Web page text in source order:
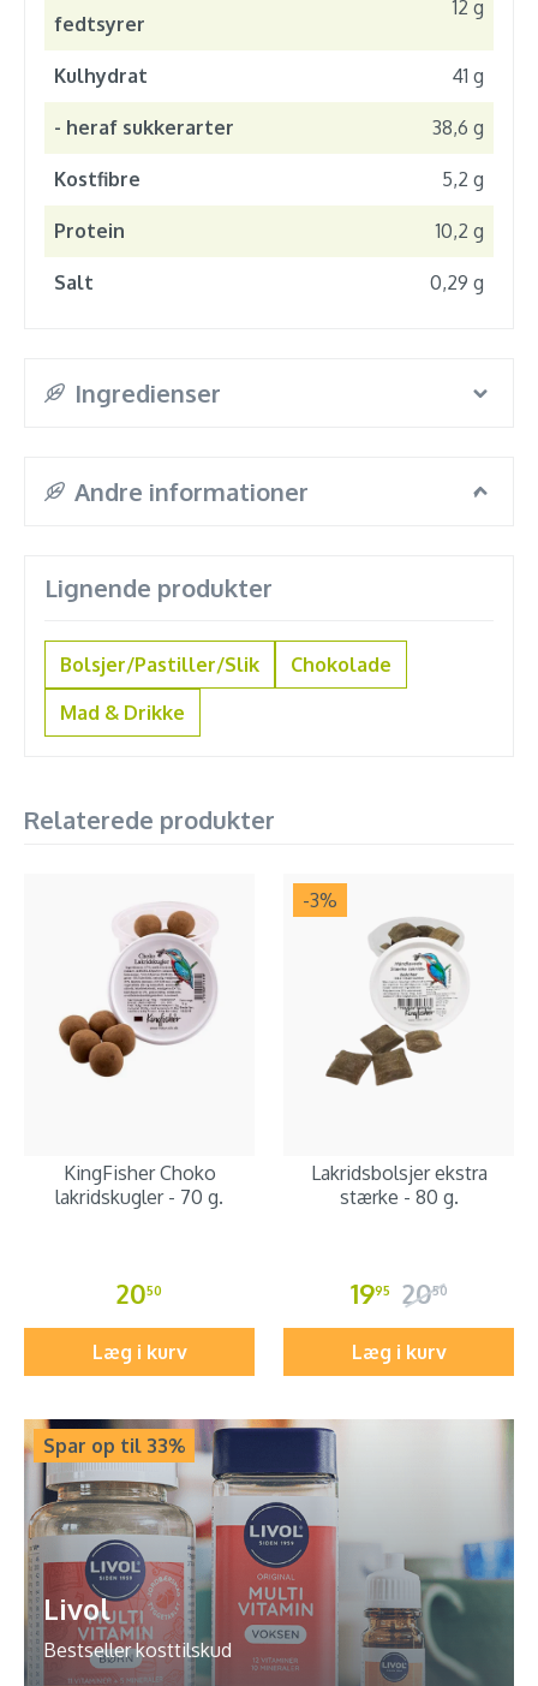
fedtsyrer
12 g
Kulhydrat 41 g
- heraf sukkerarter 38,6 g
Kostfibre 5,2 g
Protein 10,2 g
Salt 0,29 g
Ingredienser
Andre informationer
Lignende produkter
Bolsjer/Pastiller/Slik
Chokolade
Mad & Drikke
Relaterede produkter
KingFisher Choko
lakridskugler - 70 g.
2050
Læg i kurv
-3%
Lakridsbolsjer ekstra
stærke - 80 g.
1995 2050
Læg i kurv
Spar op til 33%
Livol
Bestseller kosttilskud